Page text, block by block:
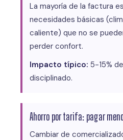
La mayoría de la factura
necesidades básicas
caliente) que no se
perder confort.
Impacto típico: 5-15%
disciplinado.
Ahorro por tarifa: pagar
Cambiar de